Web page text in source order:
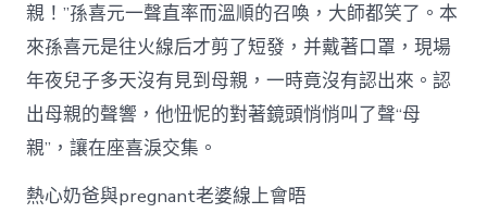
親！”孫喜元一聲直率而溫順的召喚，大師都笑了。本
來孫喜元是往火線后才剪了短發，并戴著口罩，現場
年夜兒子多天沒有見到母親，一時竟沒有認出來。認
出母親的聲響，他忸怩的對著鏡頭悄悄叫了聲“母
親”，讓在座喜淚交集。
熱心奶爸與pregnant老婆線上會晤